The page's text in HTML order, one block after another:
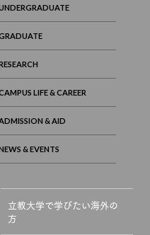
立教大学で学びたい海外の
方